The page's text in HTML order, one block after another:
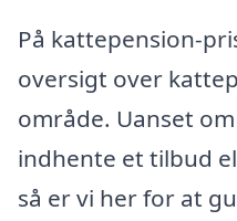
På kattepension-
oversigt over
område. Uanset
indhente et tilbud
så er vi her for at